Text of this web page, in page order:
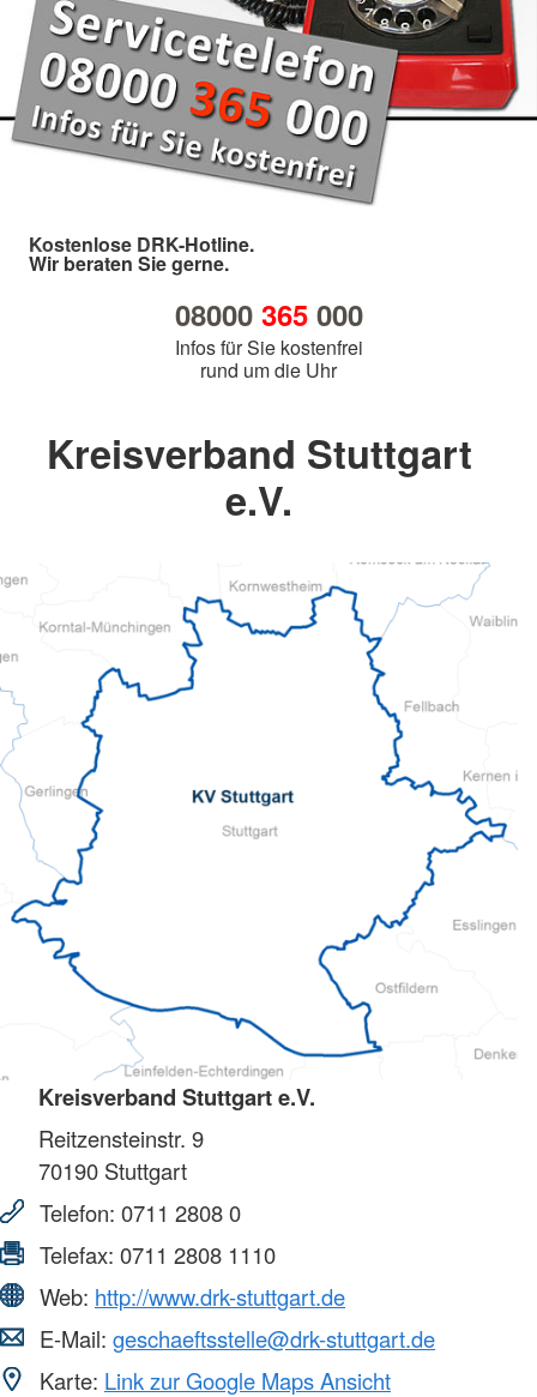
Kostenlose DRK-Hotline.
Wir beraten Sie gerne.
08000 365000
Infos für Sie kostenfrei
rund um die Uhr
Kreisverband Stuttgart
e.V.
Kreisverband Stuttgart e.V.
Reitzensteinstr. 9
70190 Stuttgart
Telefon: 0711 2808 0
Telefax: 0711 2808 1110
Web: http://www.drk-stuttgart.de
E-Mail: geschaeftsstelle@drk-stuttgart.de
Karte: Link zur Google Maps Ansicht